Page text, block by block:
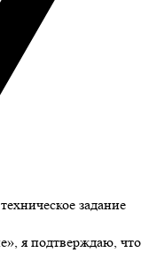
задание
я подтверждаю, что